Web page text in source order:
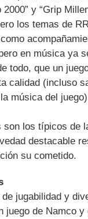
y “Grip
los temas de
en música ya
todo, que un
calidad (incluso
música del
son los típicos de
destacable
su cometido.
jugabilidad y
juego de Namco y